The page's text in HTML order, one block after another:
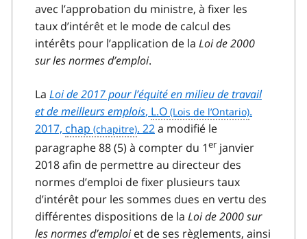
avec l’approbation du ministre, à fixer les
taux d’intérêt et le mode de calcul des
intérêts pour l’application de la Loi de 2000
sur les normes d’emploi.
La Loi de 2017 pour l’équité en milieu de travail
et de meilleurs emplois, L.O
.
2017, chap . 22a modifié le
paragraphe 88 (5) à compter du 1er janvier
2018 afin de permettre au directeur des
normes d’emploi de fixer plusieurs taux
d’intérêt pour les sommes dues en vertu des
différentes dispositions de la Loi de 2000 sur
les normes d’emploiet de ses règlements, ainsi